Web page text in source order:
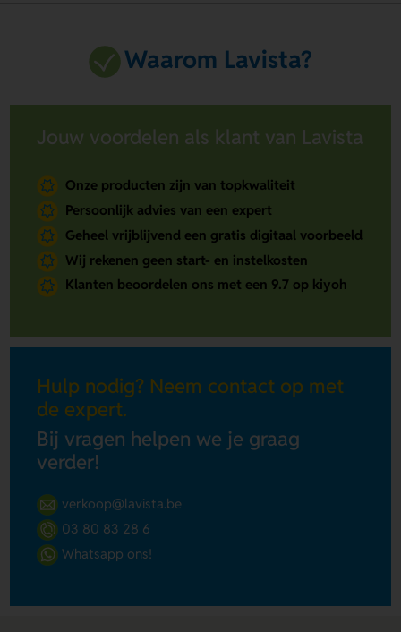
Waarom Lavista?
Jouw voordelen als klant van Lavista
Onze producten zijn van topkwaliteit
Persoonlijk advies van een expert
Geheel vrijblijvend een gratis digitaal voorbeeld
Wij rekenen geen start- en instelkosten
Klanten beoordelen ons met een 9.7 op kiyoh
Hulp nodig? Neem contact op met
de expert.
Bij vragen helpen we je graag
verder!
verkoop@lavista.be
03 80 83 28 6
Whatsapp ons!